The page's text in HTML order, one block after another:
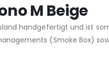
M Beige
handgefertigt und ist
(Smoke Box)